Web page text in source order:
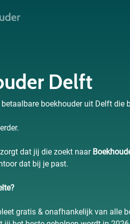
Delft
betaalbare boekhouder uit Delft die
dat jij die zoekt naar
dat bij je past.
gratis & onafhankelijk van alle